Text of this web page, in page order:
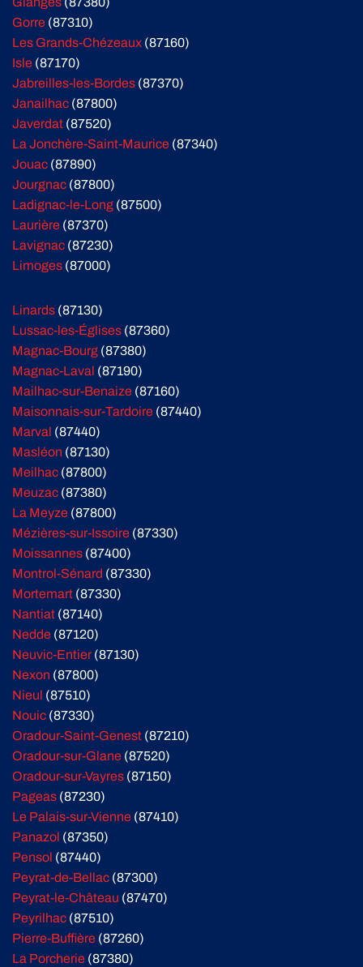
Gorre (87310)
Les Grands-Chézeaux (87160)
Isle (87170)
Jabreilles-les-Bordes (87370)
Janailhac (87800)
Javerdat (87520)
La Jonchère-Saint-Maurice (87340)
Jouac (87890)
Jourgnac (87800)
Ladignac-le-Long (87500)
Laurière (87370)
Lavignac (87230)
Limoges (87000)
Linards (87130)
Lussac-les-Églises (87360)
Magnac-Bourg (87380)
Magnac-Laval (87190)
Mailhac-sur-Benaize (87160)
Maisonnais-sur-Tardoire (87440)
Marval (87440)
Masléon (87130)
Meilhac (87800)
Meuzac (87380)
La Meyze (87800)
Mézières-sur-Issoire (87330)
Moissannes (87400)
Montrol-Sénard (87330)
Mortemart (87330)
Nantiat (87140)
Nedde (87120)
Neuvic-Entier(87130)
Nexon (87800)
Nieul (87510)
Nouic (87330)
Oradour-Saint-Genest (87210)
Oradour-sur-Glane (87520)
Oradour-sur-Vayres (87150)
Pageas (87230)
Le Palais-sur-Vienne (87410)
Panazol (87350)
Pensol (87440)
Peyrat-de-Bellac (87300)
Peyrat-le-Château (87470)
Peyrilhac (87510)
Pierre-Buffière (87260)
La Porcherie (87380)